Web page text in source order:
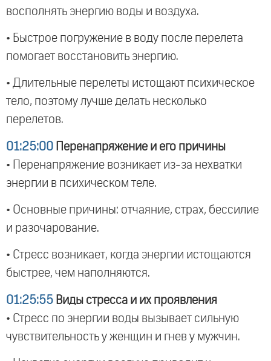
восполнять энергию воды и воздуха.
• Быстрое погружение в воду после перелета
помогает восстановить энергию.
• Длительные перелеты истощают психическое
тело, поэтому лучше делать несколько
перелетов.
01:25:00 Перенапряжение и его причины
• Перенапряжение возникает из-за нехватки
энергии в психическом теле.
• Основные причины: отчаяние, страх, бессилие
и разочарование.
• Стресс возникает, когда энергии истощаются
быстрее, чем наполняются.
01:25:55 Виды стресса и их проявления
• Стресс по энергии воды вызывает сильную
чувствительность у женщин и гнев у мужчин.